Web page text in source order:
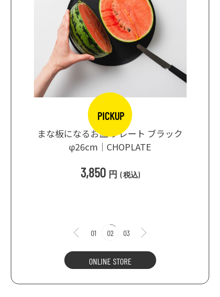
PICKUP
まな板になるお皿 プレート ブラック
φ26cm｜CHOPLATE
3,850 円 (税込)
01 02 03
ONLINE STORE